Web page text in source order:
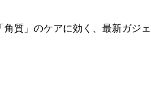
角質」のケアに効く、最新ガジ